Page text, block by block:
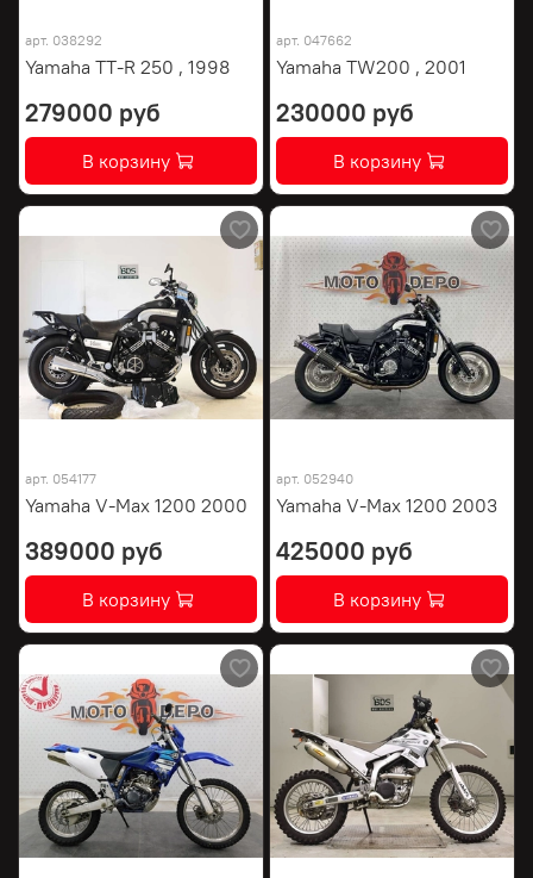
арт. 038292
Yamaha TT-R 250 , 1998
279000 руб
В корзину
арт. 047662
Yamaha TW200 , 2001
230000 руб
В корзину
арт. 054177
Yamaha V-Max 1200 2000
389000 руб
В корзину
арт. 052940
Yamaha V-Max 1200 2003
425000 руб
В корзину